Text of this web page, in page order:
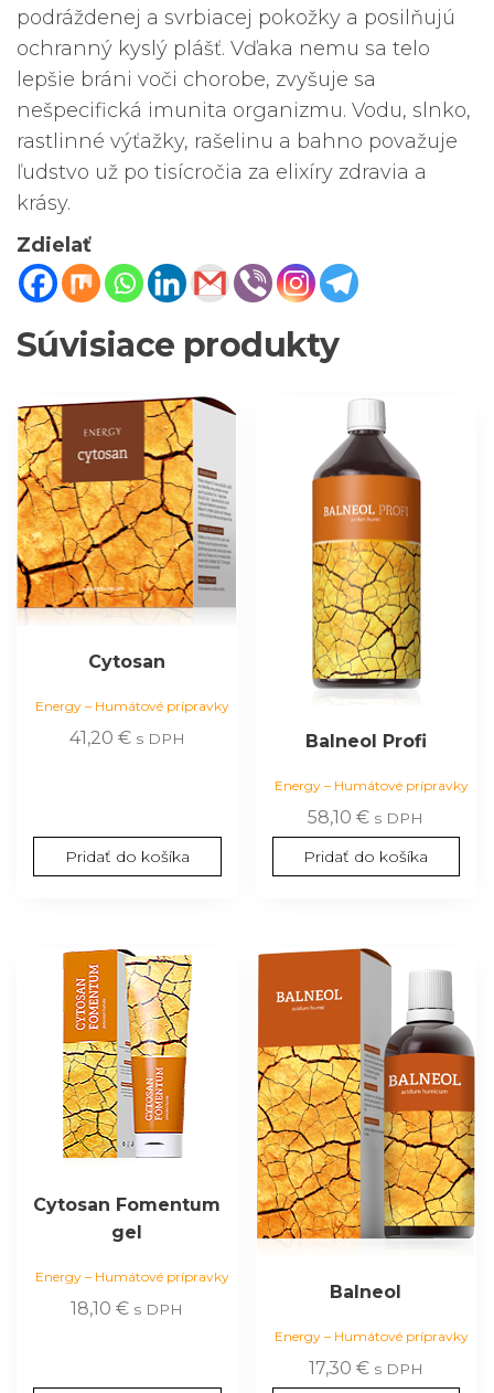
podráždenej a svrbiacej pokožky a posilňujú
ochranný kyslý plášť. Vďaka nemu sa telo
lepšie bráni voči chorobe, zvyšuje sa
nešpecifická imunita organizmu. Vodu, slnko,
rastlinné výťažky, rašelinu a bahno považuje
ľudstvo už po tisícročia za elixíry zdravia a
krásy.
Zdielať
Súvisiace produkty
Cytosan
Energy – Humátové prípravky
41,20 € s DPH
Pridať do košíka
Balneol Profi
Energy – Humátové prípravky
58,10€ s DPH
Pridať do košíka
Cytosan Fomentum
gel
Energy – Humátové prípravky
18,10€ s DPH
Balneol
Energy – Humátové prípravky
17,30 € s DPH